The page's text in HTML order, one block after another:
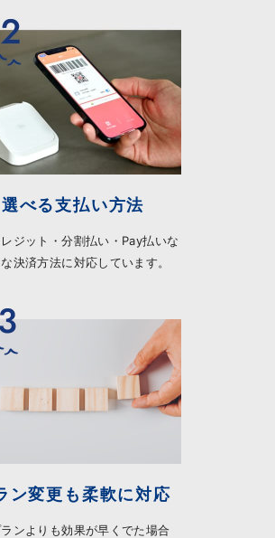
選べる支払い方法
ジット・分割払い・Pay払いな
決済方法に対応しています。
ン変更も柔軟に対応
ンよりも効果が早くでた場合